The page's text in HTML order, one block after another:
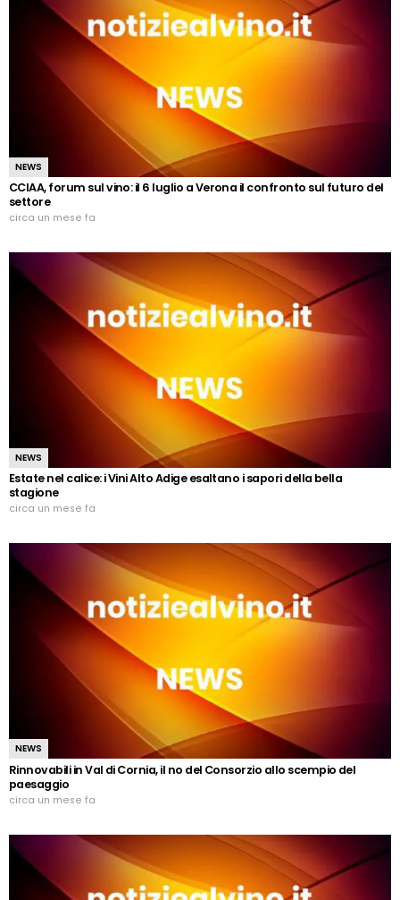
NEWS
CCIAA, forum sul vino: il 6 luglio a Verona il confronto sul futuro del
settore
circa un mese fa
NEWS
Estate nel calice: i Vini Alto Adige esaltano i sapori della bella
stagione
circa un mese fa
NEWS
Rinnovabili in Val di Cornia, il no del Consorzio allo scempio del
paesaggio
circa un mese fa